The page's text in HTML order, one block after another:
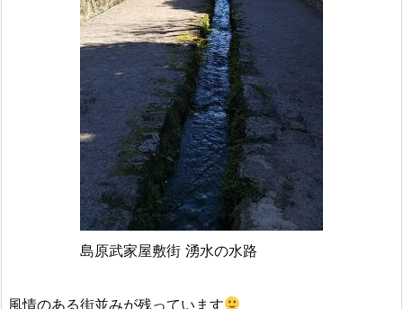
島原武家屋敷街 湧水の水路
風情のある街並みが残っています